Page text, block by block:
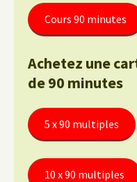
Cours 90 minutes
Achetez une
de 90 minutes
5 x 90 multiples
10 x 90 multiples